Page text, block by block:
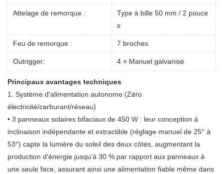
Attelage de remorque :
Type à bille 50 mm / 2 pouce
s
Feu de remorque : 7 broches
Outrigger: 4 × Manuel galvanisé
Principaux avantages techniques
1. Système d'alimentation autonome (Zéro
électricité/carburant/réseau)
• 3 panneaux solaires bifaciaux de 450 W : leur conception à
inclinaison indépendante et extractible (réglage manuel de 25° à
53°) capte la lumière du soleil des deux côtés, augmentant la
production d'énergie jusqu'à 30 % par rapport aux panneaux à
une seule face, assurant ainsi une alimentation fiable même dans